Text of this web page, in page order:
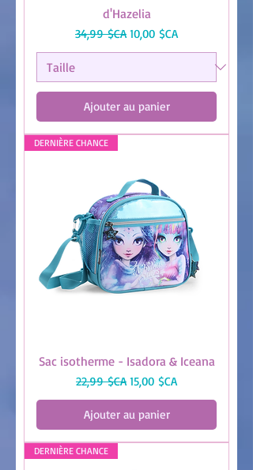
d'Hazelia
Prix original
34,99 $CA Prix promotionnel
10,00 $CA
Ajouter au panier
DERNIÈRE CHANCE
Sac isotherme - Isadora & Iceana
Prix original
22,99 $CA Prix promotionnel
15,00 $CA
Ajouter au panier
DERNIÈRE CHANCE